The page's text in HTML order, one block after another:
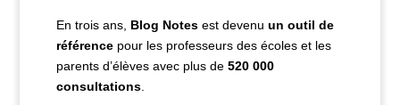
En trois ans, Blog Notes est devenu un outil de
référence pour les professeurs des écoles et les
parents d’élèves avec plus de 520 000
consultations.